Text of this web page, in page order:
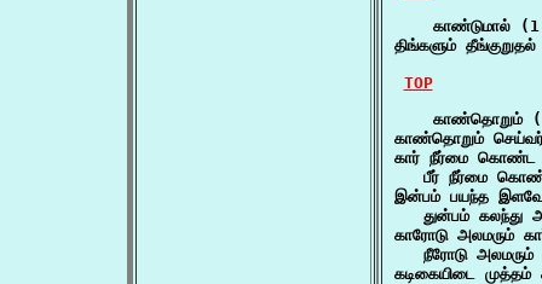
காண்டுமால்
திங்களும்
TOP
காண்தொறும்
காண்தொறும் செய்வர்
கார் நீர்மை கொண்ட
பீர் நீர்மை
இன்பம் பயந்த
துன்பம் கலந்து
காரோடு அலமரும்
நீரோடு
கடிகையிடை